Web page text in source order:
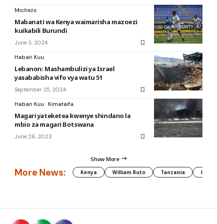
Michezo
Mabanati wa Kenya waimarisha mazoezi
kuikabili Burundi
June 3, 2024
Habari Kuu
Lebanon: Mashambulizi ya Israel
yasababisha vifo vya watu 51
September 25, 2024
Habari Kuu Kimataifa
Magari yateketea kwenye shindano la
mbio za magari Botswana
June 26, 2023
Show More
More News: Kenya William Ruto Tanzania CAF